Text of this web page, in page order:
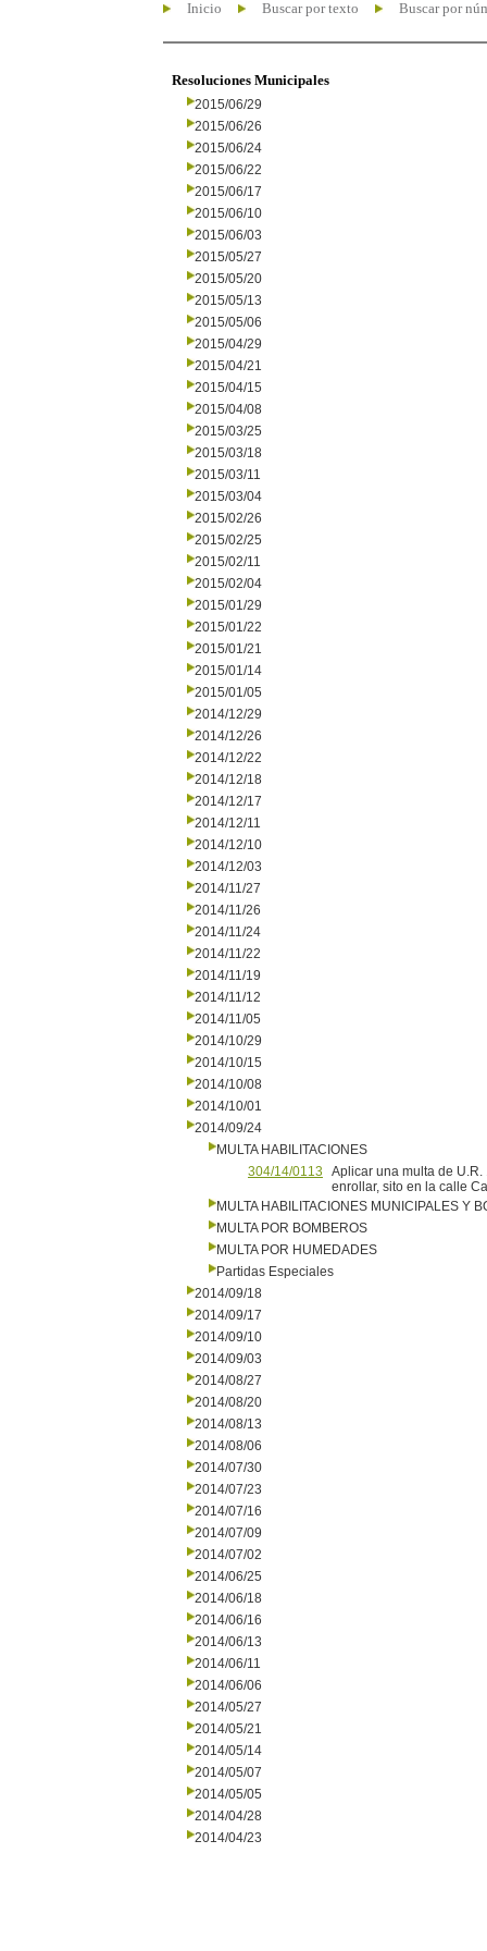
Inicio Buscar por texto Buscar por
Resoluciones Municipales
2015/06/29
2015/06/26
2015/06/24
2015/06/22
2015/06/17
2015/06/10
2015/06/03
2015/05/27
2015/05/20
2015/05/13
2015/05/06
2015/04/29
2015/04/21
2015/04/15
2015/04/08
2015/03/25
2015/03/18
2015/03/11
2015/03/04
2015/02/26
2015/02/25
2015/02/11
2015/02/04
2015/01/29
2015/01/22
2015/01/21
2015/01/14
2015/01/05
2014/12/29
2014/12/26
2014/12/22
2014/12/18
2014/12/17
2014/12/11
2014/12/10
2014/12/03
2014/11/27
2014/11/26
2014/11/24
2014/11/22
2014/11/19
2014/11/12
2014/11/05
2014/10/29
2014/10/15
2014/10/08
2014/10/01
2014/09/24
MULTA HABILITACIONES
304/14/0113
Aplicar una multa de
enrollar, sito en la calle
MULTA HABILITACIONES MUNICIPALES Y
MULTA POR BOMBEROS
MULTA POR HUMEDADES
Partidas Especiales
2014/09/18
2014/09/17
2014/09/10
2014/09/03
2014/08/27
2014/08/20
2014/08/13
2014/08/06
2014/07/30
2014/07/23
2014/07/16
2014/07/09
2014/07/02
2014/06/25
2014/06/18
2014/06/16
2014/06/13
2014/06/11
2014/06/06
2014/05/27
2014/05/21
2014/05/14
2014/05/07
2014/05/05
2014/04/28
2014/04/23